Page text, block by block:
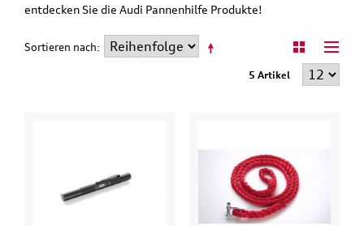
entdecken Sie die Audi Pannenhilfe Produkte!
Sortieren nach
5 Artikel